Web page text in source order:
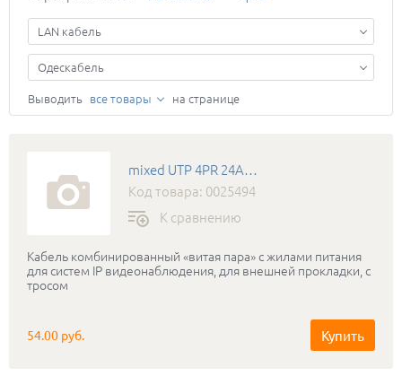
LAN кабель
Одескабель
Выводить все товары на странице
mixed UTP 4PR 24AWG CAT5e+2Х0.75+TR-FG8 OUTDOOR
Код товара: 0025494
К сравнению
Кабель комбинированный «витая пара» с жилами питания
для систем IP видеонаблюдения, для внешней прокладки, с
тросом
54.00 руб. Купить